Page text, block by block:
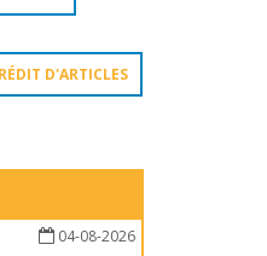
D'ARTICLES
04-08-2026